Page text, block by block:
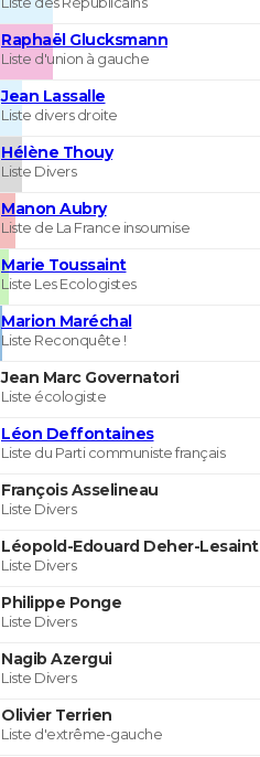
Raphaël Glucksmann
Liste d'union à gauche
Jean Lassalle
Liste divers droite
Hélène Thouy
Liste Divers
Manon Aubry
Liste de La France insoumise
Marie Toussaint
Liste Les Ecologistes
Marion Maréchal
Liste Reconquête !
Jean Marc Governatori
Liste écologiste
Léon Deffontaines
Liste du Parti communiste français
François Asselineau
Liste Divers
Léopold-Edouard Deher-Lesaint
Liste Divers
Philippe Ponge
Liste Divers
Nagib Azergui
Liste Divers
Olivier Terrien
Liste d'extrême-gauche